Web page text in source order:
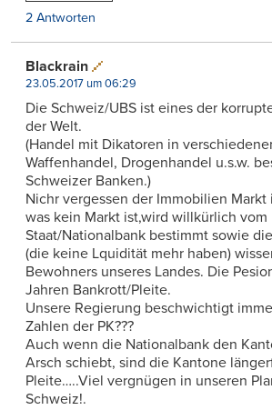
2 Antworten
Blackrain
23.05.2017 um 06:29
Die Schweiz/UBS ist eines der
der Welt.
(Handel mit Dikatoren in
Waffenhandel, Drogenhandel u.s.w.
Schweizer Banken.)
Nichr vergessen der Immobilien Markt
was kein Markt ist,wird willkürlich vom
Staat/Nationalbank bestimmt sowie
(die keine Lquidität mehr haben)
Bewohners unseres Landes. Die
Jahren Bankrott/Pleite.
Unsere Regierung beschwichtigt
Zahlen der PK???
Auch wenn die Nationalbank den
Arsch schiebt, sind die Kantone
Pleite…..Viel vergnügen in unseren
Schweiz!.